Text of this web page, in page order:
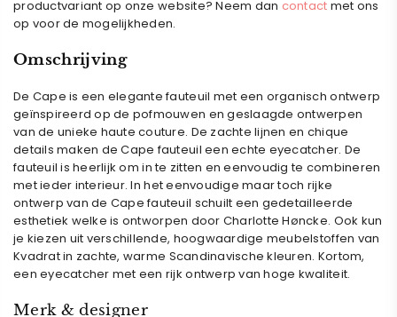
productvariant op onze website? Neem dan contact met ons
op voor de mogelijkheden.
Omschrijving
De Cape is een elegante fauteuil met een organisch ontwerp
geïnspireerd op de pofmouwen en geslaagde ontwerpen
van de unieke haute couture. De zachte lijnen en chique
details maken de Cape fauteuil een echte eyecatcher. De
fauteuil is heerlijk om in te zitten en eenvoudig te combineren
met ieder interieur. In het eenvoudige maar toch rijke
ontwerp van de Cape fauteuil schuilt een gedetailleerde
esthetiek welke is ontworpen door CharlotteHøncke. Ook kun
je kiezen uit verschillende, hoogwaardige meubelstoffen van
Kvadrat in zachte, warme Scandinavische kleuren. Kortom,
een eyecatcher met een rijk ontwerp van hoge kwaliteit.
Merk & designer